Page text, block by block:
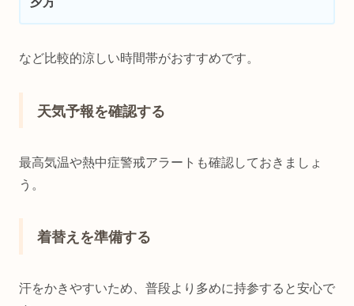
など比較的涼しい時間帯がおすすめです。
天気予報を確認する
最高気温や熱中症警戒アラートも確認しておきましょ
う。
着替えを準備する
汗をかきやすいため、普段より多めに持参すると安心で